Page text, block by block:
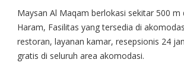
Maysan Al Maqam berlokasi sekitar 500 m
Haram, Fasilitas yang tersedia di
restoran, layanan kamar, resepsionis 24
gratis di seluruh area akomodasi.